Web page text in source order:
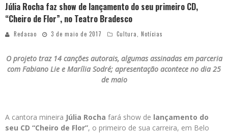
Júlia Rocha faz show de lançamento do seu primeiro CD,
“Cheiro de Flor”, no Teatro Bradesco
Redacao 3 de maio de 2017 Cultura Notícias
O projeto traz 14 canções autorais, algumas assinadas em parceria
com Fabiano Lie e Marília Sodré; apresentação acontece no dia 25
de maio
A cantora mineira Júlia Rocha fará show de lançamento do
seu CD “Cheiro de Flor”, o primeiro de sua carreira, em Belo